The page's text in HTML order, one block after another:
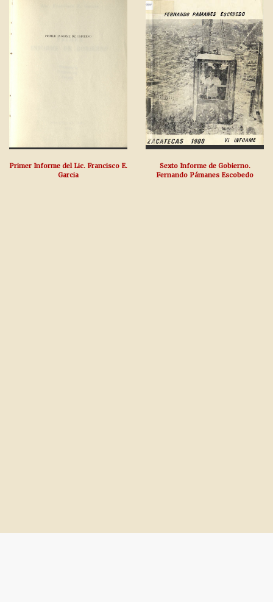
Primer Informe del Lic. Francisco E.
Garcia
Sexto Informe de Gobierno.
Fernando Pámanes Escobedo